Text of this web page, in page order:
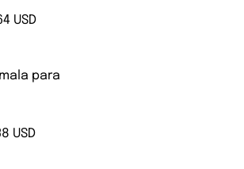
USD
para
USD